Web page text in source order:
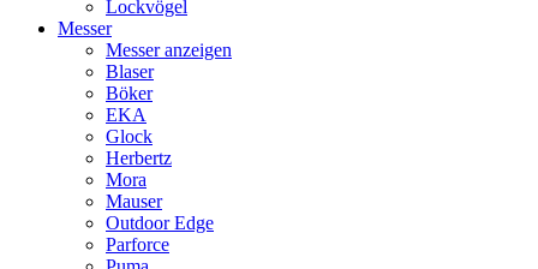
Lockvögel
Messer
Messer anzeigen
Blaser
Böker
EKA
Glock
Herbertz
Mora
Mauser
Outdoor Edge
Parforce